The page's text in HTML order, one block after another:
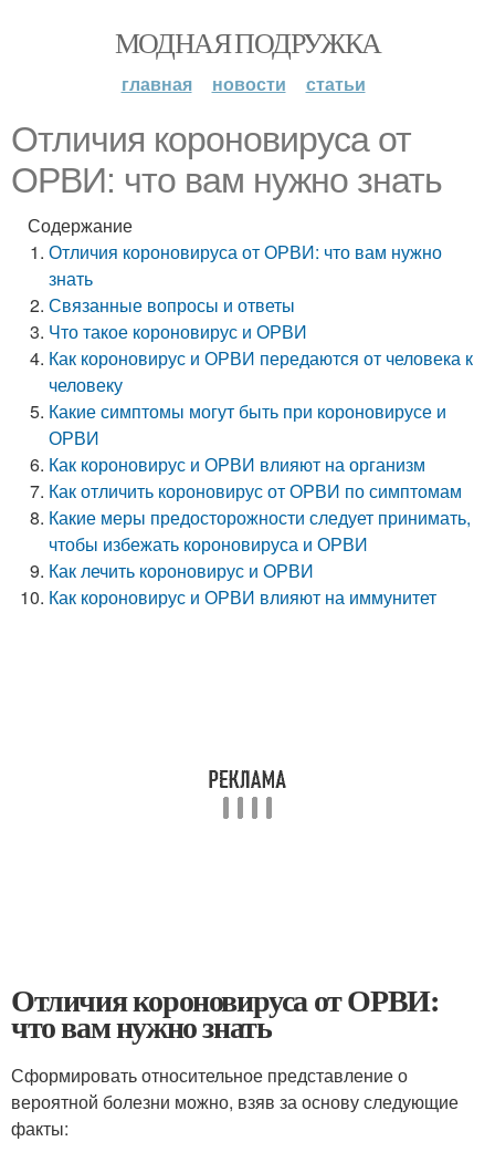
МОДНАЯ ПОДРУЖКА
главная новости статьи
Отличия короновируса от
ОРВИ: что вам нужно знать
Содержание
Отличия короновируса от ОРВИ: что вам нужно
знать
Связанные вопросы и ответы
Что такое короновирус и ОРВИ
Как короновирус и ОРВИ передаются от человека к
человеку
Какие симптомы могут быть при короновирусе и
ОРВИ
Как короновирус и ОРВИ влияют на организм
Как отличить короновирус от ОРВИ по симптомам
Какие меры предосторожности следует принимать,
чтобы избежать короновируса и ОРВИ
Как лечить короновирус и ОРВИ
Как короновирус и ОРВИ влияют на иммунитет
Отличия короновируса от ОРВИ:
что вам нужно знать
Сформировать относительное представление о
вероятной болезни можно, взяв за основу следующие
факты: